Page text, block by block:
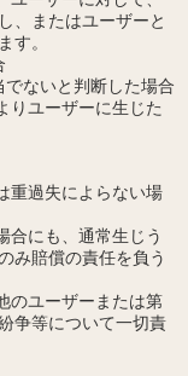
、またはユーザーと
す。
でないと判断した場合
りユーザーに生じた
重過失によらない場
合にも、通常生じう
み賠償の責任を負う
のユーザーまたは第
争等について一切責